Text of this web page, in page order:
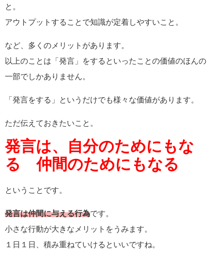
と。
アウトプットすることで知識が定着しやすいこと。
など、多くのメリットがあります。
以上のことは「発言」をするといったことの価値のほんの
一部でしかありません。
「発言をする」というだけでも様々な価値があります。
ただ伝えておきたいこと。
発言は、自分のためにもな
る 仲間のためにもなる
ということです。
発言は仲間に与える行為です。
小さな行動が大きなメリットをうみます。
１日１日、積み重ねていけるといいですね。